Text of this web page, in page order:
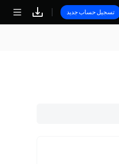
تسجيل حساب جديد